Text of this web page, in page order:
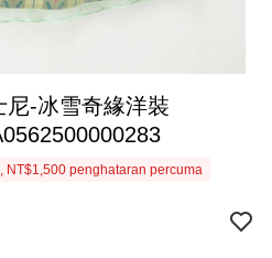
NT$1,500 penghataran percuma